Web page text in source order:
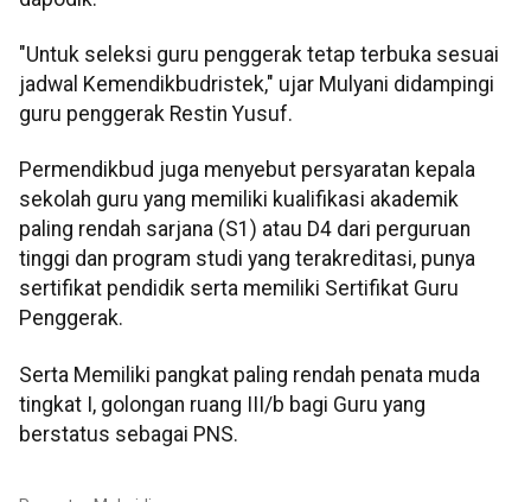
"Untuk seleksi guru penggerak tetap terbuka sesuai
jadwal Kemendikbudristek," ujar Mulyani didampingi
guru penggerak Restin Yusuf.
Permendikbud juga menyebut persyaratan kepala
sekolah guru yang memiliki kualifikasi akademik
paling rendah sarjana (S1) atau D4 dari perguruan
tinggi dan program studi yang terakreditasi, punya
sertifikat pendidik serta memiliki Sertifikat Guru
Penggerak.
Serta Memiliki pangkat paling rendah penata muda
tingkat I, golongan ruang III/b bagi Guru yang
berstatus sebagai PNS.